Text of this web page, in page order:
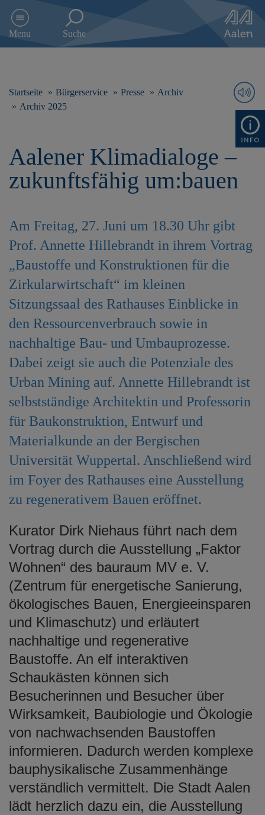
e
Menu Suche
Startseite Bürgerservice Presse
Archiv
Archiv 2025
Aalener Klimadialoge –
zukunftsfähig um:bauen
Am Freitag, 27. Juni um 18.30 Uhr gibt
Prof. Annette Hillebrandt in ihrem Vortrag
„Baustoffe und Konstruktionen für die
Zirkularwirtschaft“ im kleinen
Sitzungssaal des Rathauses Einblicke in
den Ressourcenverbrauch sowie in
nachhaltige Bau- und Umbauprozesse.
Dabei zeigt sie auch die Potenziale des
Urban Mining auf. Annette Hillebrandt ist
selbstständige Architektin und Professorin
für Baukonstruktion, Entwurf und
Materialkunde an der Bergischen
Universität Wuppertal. Anschließend wird
im Foyer des Rathauses eine Ausstellung
zu regenerativem Bauen eröffnet.
Kurator Dirk Niehaus führt nach dem
Vortrag durch die Ausstellung „Faktor
Wohnen“ des bauraum MV e. V.
(Zentrum für energetische Sanierung,
ökologisches Bauen, Energieeinsparen
und Klimaschutz) und erläutert
nachhaltige und regenerative
Baustoffe. An elf interaktiven
Schaukästen können sich
Besucherinnen und Besucher über
Wirksamkeit, Baubiologie und Ökologie
von nachwachsenden Baustoffen
informieren. Dadurch werden komplexe
bauphysikalische Zusammenhänge
verständlich vermittelt. Die Stadt Aalen
lädt herzlich dazu ein, die Ausstellung